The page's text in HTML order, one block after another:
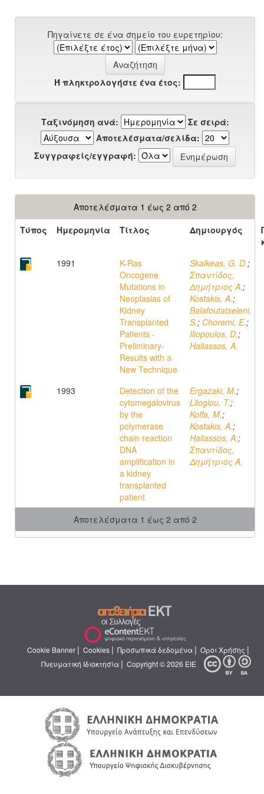
Πηγαίνετε σε ένα σημείο του ευρετηρίου:
Ή πληκτρολογήστε ένα έτος:
Ταξινόμηση ανά:
Σε σειρά:
Αποτελέσματα/σελίδα:
Συγγραφείς/εγγραφή:
Αποτελέσματα 1 έως 2 από 2
Τύπος
Ημερομηνία Τίτλος Δημιουργός
1991
K-Ras
Oncogene
Mutations in
Neoplasias of
Kidney
Transplanted
Patients -
Preliminary-
Results with a
New Technique
Skalkeas, G. D.;
Σπαντίδος,
Δημήτριος Α.;
Kostakis, A.;
Balafoutatseleni,
S.; Choremi, E.;
Iliopoulos, D.;
Haliassos, A.
1993
Detection of the
cytomegalovirus
by the
polymerase
chain reaction
DNA
amplification in
a kidney
transplanted
patient
Ergazaki, M.;
Liloglou, T.;
Koffa, M.;
Kostakis, A.;
Haliassos, A.;
Σπαντίδος,
Δημήτριος Α.
Αποτελέσματα 1 έως 2 από 2
Cookie Banner | Cookies | Προσωπικά δεδομένα | Όροι Χρήσης |
Πνευματική Ιδιοκτησία | Copyright © 2026 ΕΙΕ